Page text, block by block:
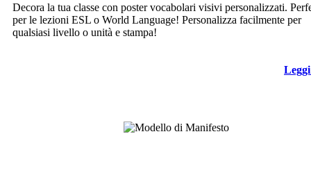
Decora la tua classe con poster vocabolari visivi personalizzati.
per le lezioni ESL o World Language! Personalizza facilmente per
qualsiasi livello o unità e stampa!